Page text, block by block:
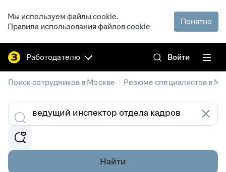
Мы используем файлы cookie.
Правила использования файлов cookie
Понятно
Работодателю Войти
Поиск сотрудников в Москве / Резюме специалистов в
Найти